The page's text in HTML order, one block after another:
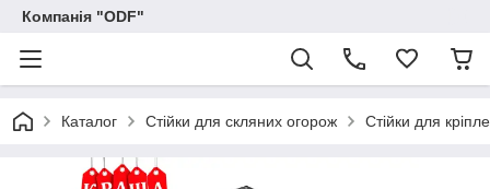
Компанія "ODF"
Каталог Стійки для скляних огорож Стійки для